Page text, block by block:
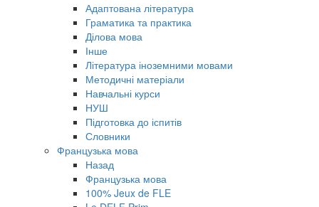
Адаптована література
Граматика та практика
Ділова мова
Інше
Література іноземними мовами
Методичні матеріали
Навчальні курси
НУШ
Підготовка до іспитів
Словники
Французька мова
Назад
Французька мова
100% Jeux de FLE